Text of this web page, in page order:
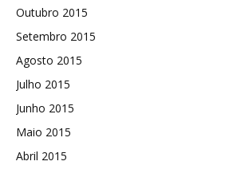
Outubro 2015
Setembro 2015
Agosto 2015
Julho 2015
Junho 2015
Maio 2015
Abril 2015